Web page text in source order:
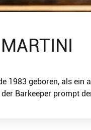
1983 geboren, als ein
Barkeeper prompt